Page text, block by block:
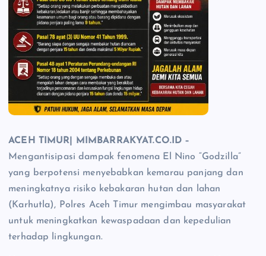
ACEH TIMUR| MIMBARRAKYAT.CO.ID –
Mengantisipasi dampak fenomena El Nino “Godzilla”
yang berpotensi menyebabkan kemarau panjang dan
meningkatnya risiko kebakaran hutan dan lahan
(Karhutla), Polres Aceh Timur mengimbau masyarakat
untuk meningkatkan kewaspadaan dan kepedulian
terhadap lingkungan.